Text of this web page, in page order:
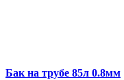
Бак на трубе 85л 0.8мм